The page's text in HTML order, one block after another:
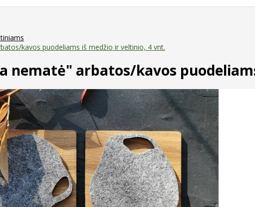
kavos puodeliams iš medžio ir veltinio, 4 vnt.
nematė" arbatos/kavos